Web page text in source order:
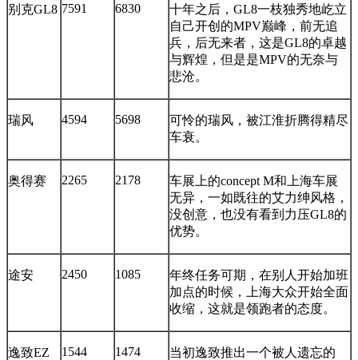
别克GL8 7591 6830
十年之后，GL8一枝独秀地屹立
自己开创的MPV巅峰，前无追
兵，后无来者，这是GL8的卓越
与辉煌，但是是MPV的无奈与
悲沧。
瑞风 4594 5698
可怜的瑞风，被江淮折腾得精尽
车衰。
奥得赛 2265 2178
车展上的concept M和上海车展
无异，一如既往的艾力绅风格，
没创意，也没有看到力压GL8的
优势。
途安 2450 1085
年终任务可期，在别人开始加班
加点的时候，上海大众开始全面
收缩，这就是领跑者的态度。
逸致EZ 1544 1474
当初逸致推出一个被人遗忘的